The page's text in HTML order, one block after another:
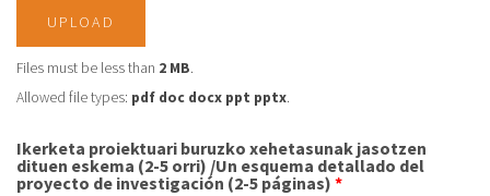
UPLOAD
Files must be less than 2 MB.
Allowed file types: pdf doc docx ppt pptx.
Ikerketa proiektuari buruzko xehetasunak jasotzen
dituen eskema (2-5 orri) /Un esquema detallado del
proyecto de investigación (2-5 páginas) *